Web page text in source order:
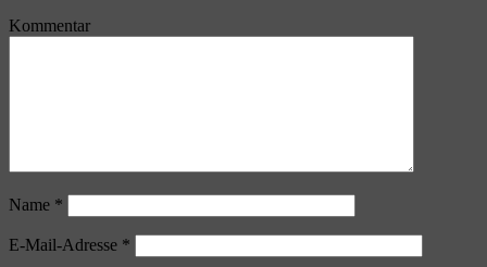
Kommentar
Name *
E-Mail-Adresse *